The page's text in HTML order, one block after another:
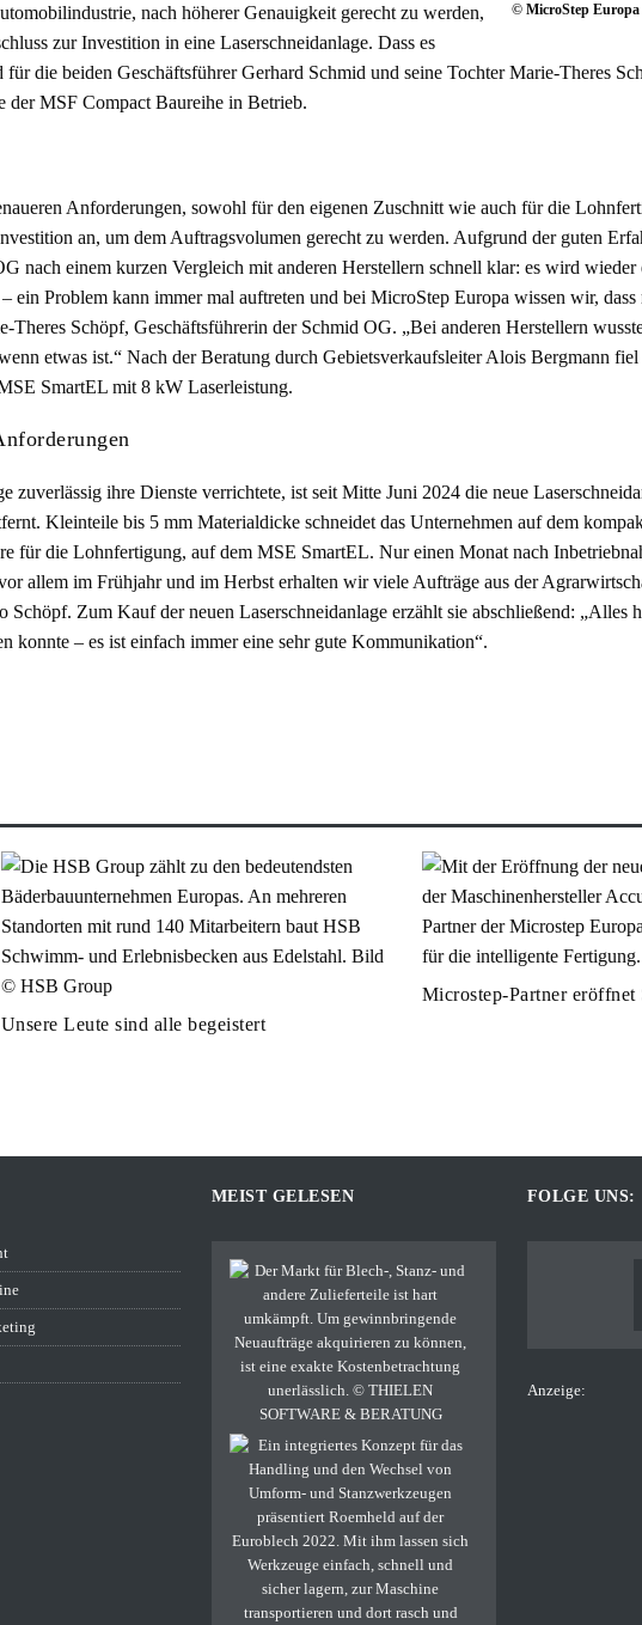
© MicroStep
nach höherer Genauigkeit gerecht zu werden,
zur Investition in eine Laserschneidanlage. Dass es
die beiden Geschäftsführer Gerhard Schmid und seine Tochter Marie-Theres
der MSF Compact Baureihe in Betrieb.
Anforderungen, sowohl für den eigenen Zuschnitt wie auch für die
an, um dem Auftragsvolumen gerecht zu werden. Aufgrund der guten
nach einem kurzen Vergleich mit anderen Herstellern schnell klar: es wird wieder
ein Problem kann immer mal auftreten und bei MicroStep Europa wissen wir, dass
Theres Schöpf, Geschäftsführerin der Schmid OG. „Bei anderen Herstellern
etwas ist.“ Nach der Beratung durch Gebietsverkaufsleiter Alois Bergmann
SmartEL mit 8 kW Laserleistung.
zuverlässig ihre Dienste verrichtete, ist seit Mitte Juni 2024 die neue
Kleinteile bis 5 mm Materialdicke schneidet das Unternehmen auf dem
für die Lohnfertigung, auf dem MSE SmartEL. Nur einen Monat nach
allem im Frühjahr und im Herbst erhalten wir viele Aufträge aus der
Schöpf. Zum Kauf der neuen Laserschneidanlage erzählt sie abschließend: „Alles
konnte – es ist einfach immer eine sehr gute Kommunikation“.
Unsere Leute sind alle begeistert
Microstep-Partner eröffnet
MEIST GELESEN FOLGE UNS:
Anzeige: